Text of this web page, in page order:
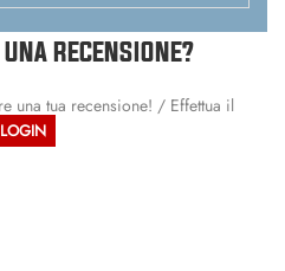
RECENSIONE?
una tua recensione! / Effettua il
LOGIN